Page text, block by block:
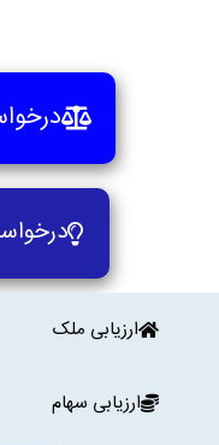
ارزیابی ملک
ارزیابی سهام